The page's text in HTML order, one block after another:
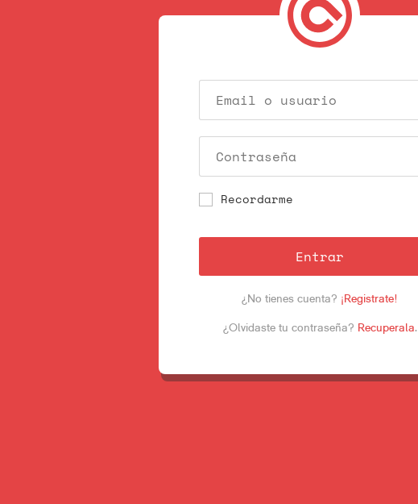
Recordarme
Entrar
¿No tienes cuenta? ¡Registrate!
¿Olvidaste tu contraseña? Recuperala.